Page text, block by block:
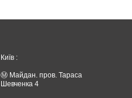
Київ :
Ⓜ️ Майдан. пров. Тараса
Шевченка 4